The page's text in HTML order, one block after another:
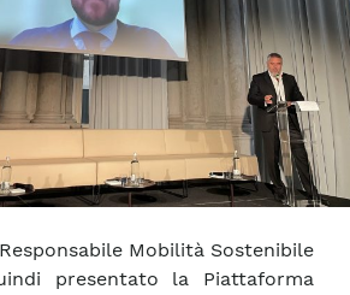
Mobilità Sostenibile
presentato la Piattaforma